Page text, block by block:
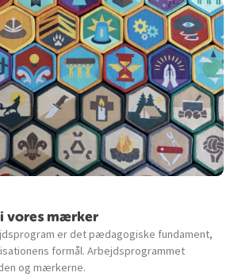
i vores mærker
er det pædagogiske fundament,
formål. Arbejdsprogrammet
og mærkerne.